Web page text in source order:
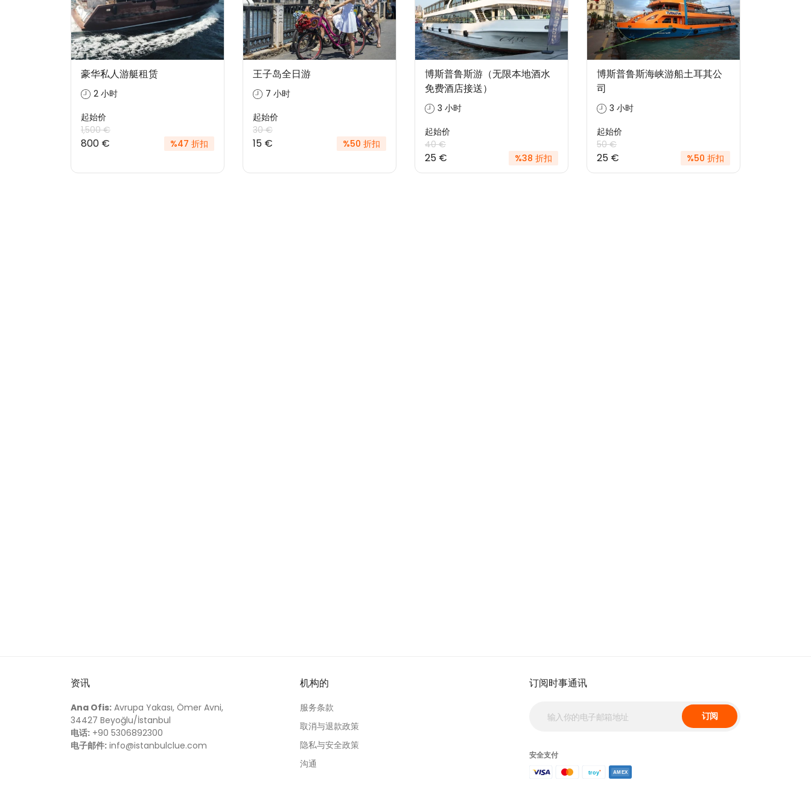
豪华私人游艇租赁
2 小时
起始价
1,500 €
800 € %47 折扣
王子岛全日游
7 小时
起始价
30 €
15 € %50 折扣
博斯普鲁斯游（无限本地酒水
免费酒店接送）
3 小时
起始价
40 €
25 € %38 折扣
博斯普鲁斯海峡游船土耳其公
司
3 小时
起始价
50 €
25 € %50 折扣
资讯
Ana Ofis: Avrupa Yakası, Ömer Avni,
34427 Beyoğlu/İstanbul
电话: +90 5306892300
电子邮件: info@istanbulclue.com
机构的
服务条款
取消与退款政策
隐私与安全政策
沟通
订阅时事通讯
订阅
安全支付